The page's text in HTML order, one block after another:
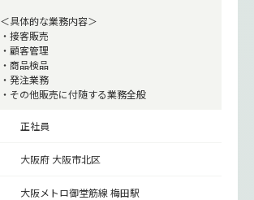
＜具体的な業務内容＞
・接客販売
・顧客管理
・商品検品
・発注業務
・その他販売に付随する業務全般
正社員
大阪府 大阪市北区
大阪メトロ御堂筋線梅田駅